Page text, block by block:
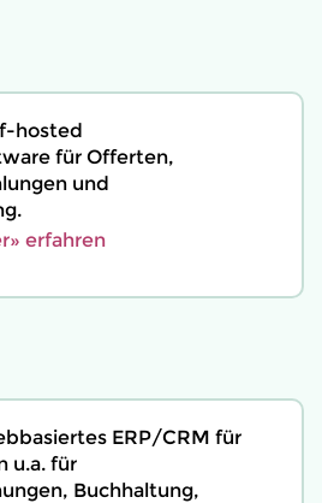
hosted
für Offerten,
und
erfahren
ERP/CRM für
u.a. für
Buchhaltung,